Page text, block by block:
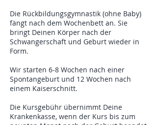
Die Rückbildungsgymnastik (ohne Baby)
fängt nach dem Wochenbett an. Sie
bringt Deinen Körper nach der
Schwangerschaft und Geburt wieder in
Form.
Wir starten 6-8 Wochen nach einer
Spontangeburt und 12 Wochen nach
einem Kaiserschnitt.
Die Kursgebühr übernimmt Deine
Krankenkasse, wenn der Kurs bis zum